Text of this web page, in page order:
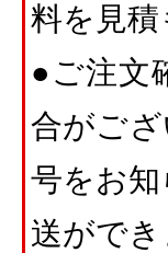
料を見
●ご注文
合がご
号をお
送ができ